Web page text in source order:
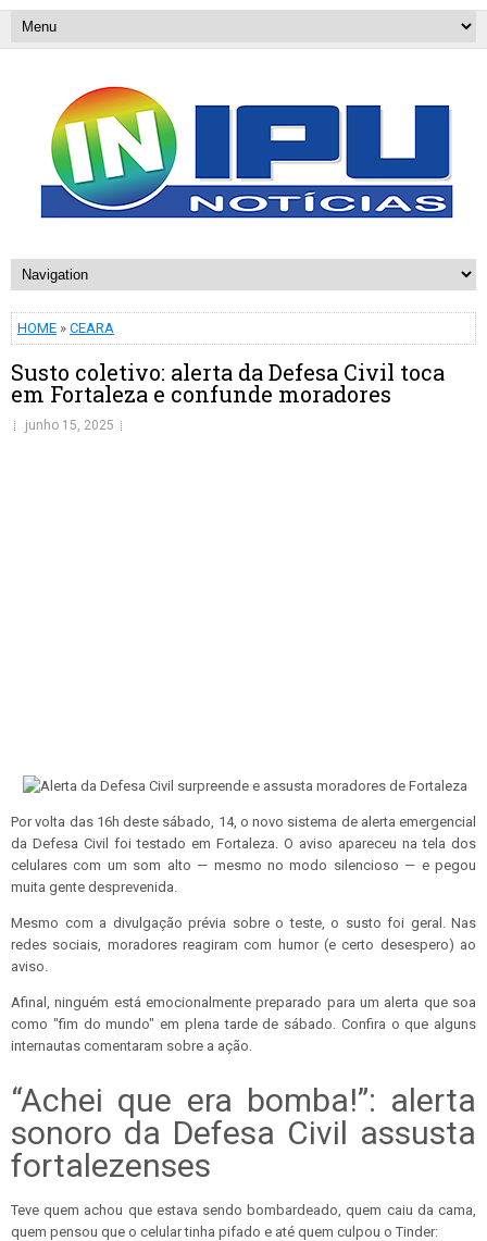
HOME » CEARA
Susto coletivo: alerta da Defesa Civil toca
em Fortaleza e confunde moradores
junho 15, 2025
Por volta das 16h deste sábado, 14, o novo sistema de alerta emergencial
da Defesa Civil foi testado em Fortaleza. O aviso apareceu na tela dos
celulares com um som alto — mesmo no modo silencioso — e pegou
muita gente desprevenida.
Mesmo com a divulgação prévia sobre o teste, o susto foi geral. Nas
redes sociais, moradores reagiram com humor (e certo desespero) ao
aviso.
Afinal, ninguém está emocionalmente preparado para um alerta que soa
como "fim do mundo" em plena tarde de sábado. Confira o que alguns
internautas comentaram sobre a ação.
“Achei que era bomba!”: alerta
sonoro da Defesa Civil assusta
fortalezenses
Teve quem achou que estava sendo bombardeado, quem caiu da cama,
quem pensou que o celular tinha pifado e até quem culpou o Tinder: